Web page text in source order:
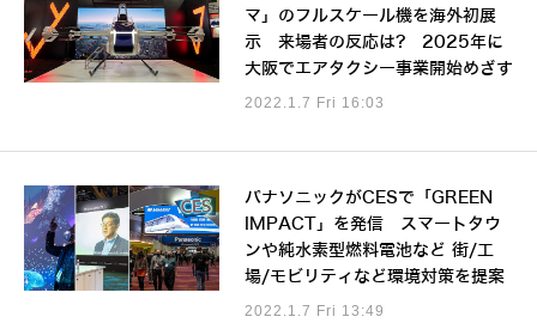
マ」のフルスケール機を海外初展
示 来場者の反応は? 2025年に
大阪でエアタクシー事業開始めざす
2022.1.7 Fri 16:03
パナソニックがCESで「GREEN
IMPACT」を発信 スマートタウ
ンや純水素型燃料電池など 街/工
場/モビリティなど環境対策を提案
2022.1.7 Fri 13:49